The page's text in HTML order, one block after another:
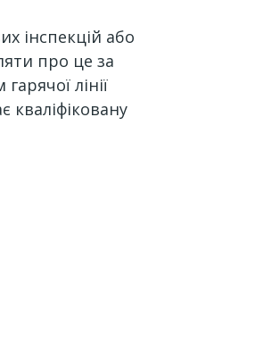
інспекцій або
про це за
лінії
кваліфіковану